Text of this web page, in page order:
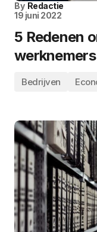
By Redactie
19 juni 2022
5 Redenen
werknemers
Bedrijven